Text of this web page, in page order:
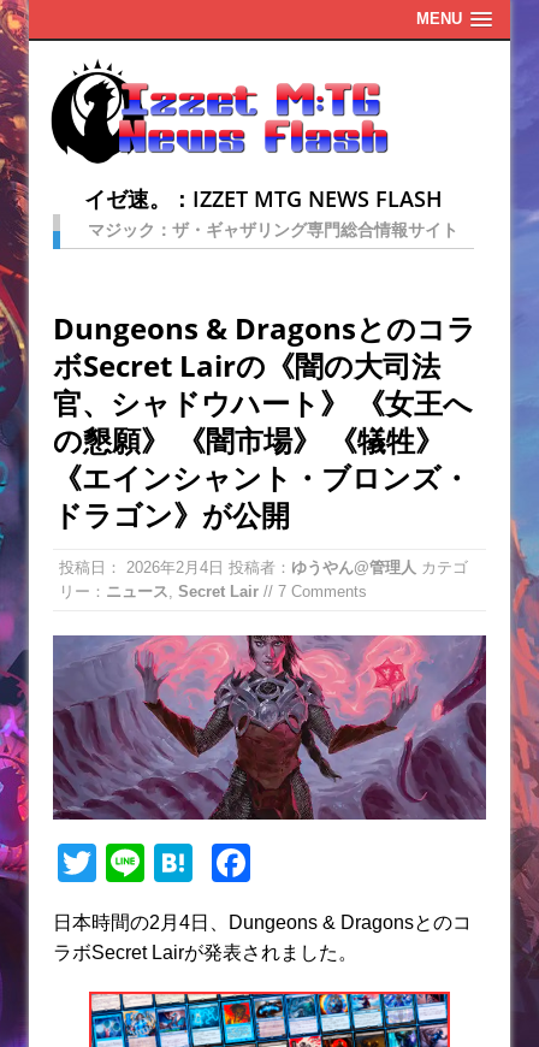
MENU
イゼ速。：IZZET MTG NEWS FLASH
マジック：ザ・ギャザリング専門総合情報サイト
Dungeons & Dragonsとのコラ
ボSecret Lairの《闇の大司法
官、シャドウハート》 《女王へ
の懇願》 《闇市場》 《犠牲》
《エインシャント・ブロンズ・
ドラゴン》が公開
投稿日： 2026年2月4日 投稿者： ゆうやん@管理人 カテゴ
リー： ニュース Secret Lair // 7 Comments
T
w
itt
Li
e
H
e
a
c
b
日本時間の2月4日、Dungeons & Dragonsとのコ
ラボSecret Lairが発表されました。